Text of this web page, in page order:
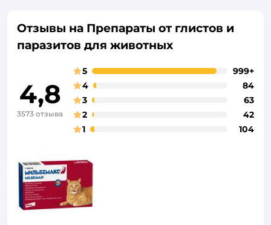
Отзывы на Препараты от глистов и
паразитов для животных
4,8
3573 отзыва
5
999+
4
84
3
63
2
42
1
104